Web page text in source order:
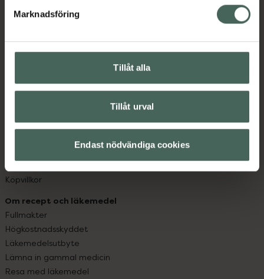
Marknadsföring
Tillåt alla
Tillåt urval
Endast nödvändiga cookies
hjälpa just dig att må lite bättre. Välkommen att prata
med oss.
Kundservice
Hitta apotek
Leverans, betalning och retur
Sajtens tillgänglighet
App
Köpvillkor
Om recept och läkemedel
Fullmakter
Högkostnadsskyddet
Läkemedelsutbyte
Lämna in gammal medicin
Resa med läkemedel